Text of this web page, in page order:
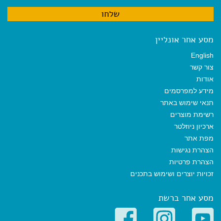
מסע אחר אונליין
English
צור קשר
אודות
מידע למפרסמים
תנאי שימוש באתר
רשימת מוצרים
ארכיון ניוזלטר
מפת אתר
הצהרת נגישות
הצהרת פרטיות
זכויות יוצרים ושימוש בתכנים
מסע אחר ברשת